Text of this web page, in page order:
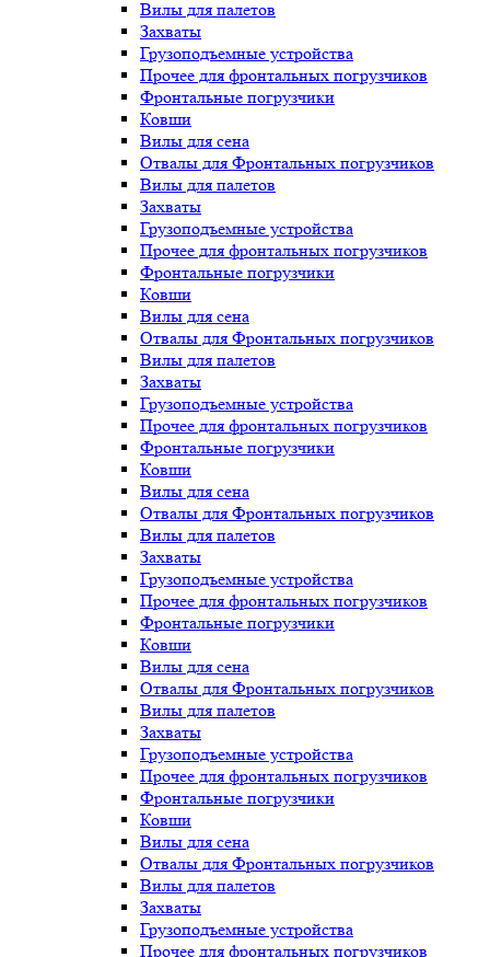
Вилы для палетов
Захваты
Грузоподъемные устройства
Прочее для фронтальных погрузчиков
Фронтальные погрузчики
Ковши
Вилы для сена
Отвалы для Фронтальных погрузчиков
Вилы для палетов
Захваты
Грузоподъемные устройства
Прочее для фронтальных погрузчиков
Фронтальные погрузчики
Ковши
Вилы для сена
Отвалы для Фронтальных погрузчиков
Вилы для палетов
Захваты
Грузоподъемные устройства
Прочее для фронтальных погрузчиков
Фронтальные погрузчики
Ковши
Вилы для сена
Отвалы для Фронтальных погрузчиков
Вилы для палетов
Захваты
Грузоподъемные устройства
Прочее для фронтальных погрузчиков
Фронтальные погрузчики
Ковши
Вилы для сена
Отвалы для Фронтальных погрузчиков
Вилы для палетов
Захваты
Грузоподъемные устройства
Прочее для фронтальных погрузчиков
Фронтальные погрузчики
Ковши
Вилы для сена
Отвалы для Фронтальных погрузчиков
Вилы для палетов
Захваты
Грузоподъемные устройства
Прочее для фронтальных погрузчиков